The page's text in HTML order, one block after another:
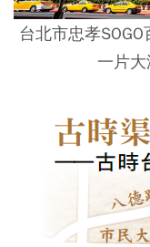
台北市忠孝
一片大